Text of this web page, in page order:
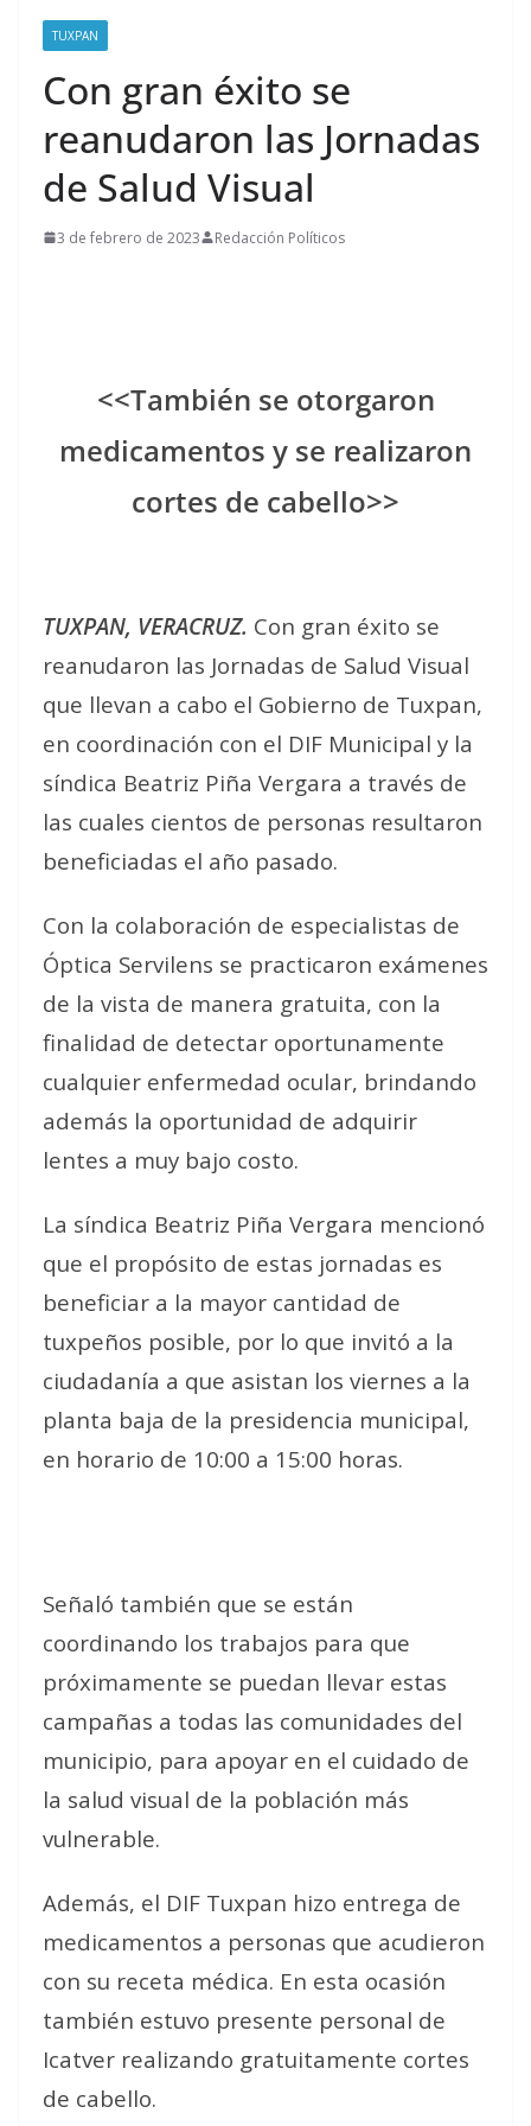
TUXPAN
Con gran éxito se
reanudaron las Jornadas
de Salud Visual
3 de febrero de 2023 Redacción Políticos
<<También se otorgaron
medicamentos y se realizaron
cortes de cabello>>
TUXPAN, VERACRUZ. Con gran éxito se
reanudaron las Jornadas de Salud Visual
que llevan a cabo el Gobierno de Tuxpan,
en coordinación con el DIF Municipal y la
síndica Beatriz Piña Vergara a través de
las cuales cientos de personas resultaron
beneficiadas el año pasado.
Con la colaboración de especialistas de
Óptica Servilens se practicaron exámenes
de la vista de manera gratuita, con la
finalidad de detectar oportunamente
cualquier enfermedad ocular, brindando
además la oportunidad de adquirir
lentes a muy bajo costo.
La síndica Beatriz Piña Vergara mencionó
que el propósito de estas jornadas es
beneficiar a la mayor cantidad de
tuxpeños posible, por lo que invitó a la
ciudadanía a que asistan los viernes a la
planta baja de la presidencia municipal,
en horario de 10:00 a 15:00 horas.
Señaló también que se están
coordinando los trabajos para que
próximamente se puedan llevar estas
campañas a todas las comunidades del
municipio, para apoyar en el cuidado de
la salud visual de la población más
vulnerable.
Además, el DIF Tuxpan hizo entrega de
medicamentos a personas que acudieron
con su receta médica. En esta ocasión
también estuvo presente personal de
Icatver realizando gratuitamente cortes
de cabello.